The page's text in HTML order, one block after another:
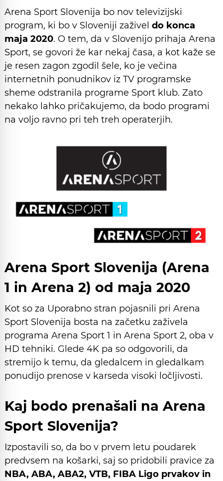
Arena Sport Slovenija bo nov televizijski
program, ki bo v Sloveniji zaživel do konca
maja 2020. O tem, da v Slovenijo prihaja Arena
Sport, se govori že kar nekaj časa, a kot kaže se
je resen zagon zgodil šele, ko je večina
internetnih ponudnikov iz TV programske
sheme odstranila programe Sport klub. Zato
nekako lahko pričakujemo, da bodo programi
na voljo ravno pri teh treh operaterjih.
Arena Sport Slovenija (Arena
1 in Arena 2) od maja 2020
Kot so za Uporabno stran pojasnili pri Arena
Sport Slovenija bosta na začetku zaživela
programa Arena Sport 1 in Arena Sport 2, oba v
HD tehniki. Glede 4K pa so odgovorili, da
stremijo k temu, da gledalcem in gledalkam
ponudijo prenose v karseda visoki ločljivosti.
Kaj bodo prenašali na Arena
Sport Slovenija?
Izpostavili so, da bo v prvem letu poudarek
predvsem na košarki, saj so pridobili pravice za
NBA, ABA, ABA2, VTB, FIBA Ligo prvakov in